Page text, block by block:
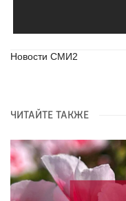
Новости СМИ2
ЧИТАЙТЕ ТАКЖЕ